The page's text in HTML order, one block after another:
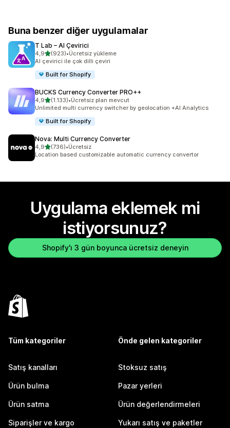
Buna benzer diğer uygulamalar
T Lab – AI Çevirici
4,95 yıldız üzerinden
(923)
toplam 923 değerlendirme
•Ücretsiz yükleme
AI çevirici ile çok dilli çeviri
Built for Shopify
BUCKS Currency Converter PRO++
4,95 yıldız üzerinden
(1.133)
toplam 1133 değerlendirme
•Ücretsiz plan mevcut
Unlimited multi currency switcher by geolocation +AI Analytics
Built for Shopify
Nova: Multi Currency Converter
4,95 yıldız üzerinden
(736)
toplam 736 değerlendirme
•Ücretsiz
Location based customizable automatic currency convertor
Uygulama eklemek mi
istiyorsunuz?
Shopify'ı 3 gün boyunca ücretsiz deneyin
Tüm kategoriler
Satış kanalları
Ürün bulma
Ürün satma
Siparişler ve kargo
Önde gelen kategoriler
Stoksuz satış
Pazar yerleri
Ürün değerlendirmeleri
Yukarı satış ve paketler